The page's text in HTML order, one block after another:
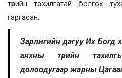
төрийн тахилгатай болгох
гаргасан.
Зарлигийн дагуу Их Богд
анхны төрийн
долоодугаар жарны